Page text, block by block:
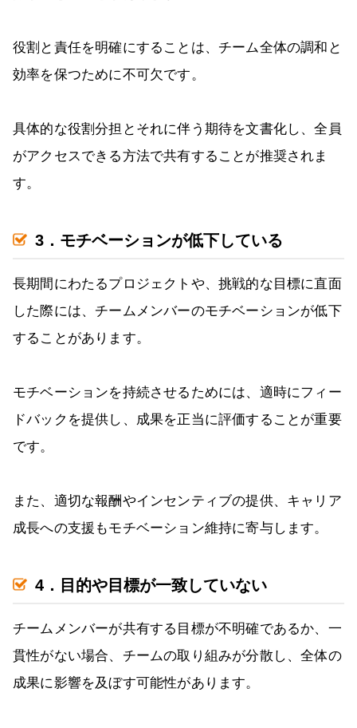
役割と責任を明確にすることは、チーム全体の調和と
効率を保つために不可欠です。
具体的な役割分担とそれに伴う期待を文書化し、全員
がアクセスできる方法で共有することが推奨されま
す。
3．モチベーションが低下している
長期間にわたるプロジェクトや、挑戦的な目標に直面
した際には、チームメンバーのモチベーションが低下
することがあります。
モチベーションを持続させるためには、適時にフィー
ドバックを提供し、成果を正当に評価することが重要
です。
また、適切な報酬やインセンティブの提供、キャリア
成長への支援もモチベーション維持に寄与します。
4．目的や目標が一致していない
チームメンバーが共有する目標が不明確であるか、一
貫性がない場合、チームの取り組みが分散し、全体の
成果に影響を及ぼす可能性があります。